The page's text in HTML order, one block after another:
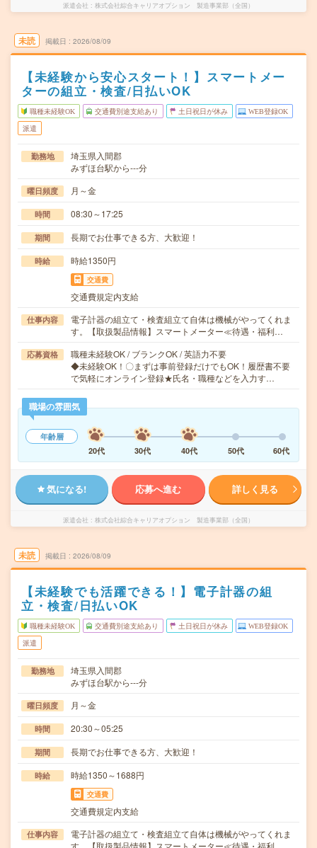
派遣会社 株式会社綜合キャリアオプション 製造事業部（全国）
未読 掲載日 2026/08/09
【未経験から安心スタート！】スマートメー
ターの組立・検査/日払いOK
職種未経験OK 交通費別途支給あり 土日祝日が休み WEB登録OK
派遣
勤務地
埼玉県入間郡
みずほ台駅から---分
曜日頻度 月～金
時間 08:30～17:25
期間 長期でお仕事できる方、大歓迎！
時給 時給1350円
交通費
交通費規定内支給
仕事内容
電子計器の組立て・検査組立て自体は機械がやってくれま
す。【取扱製品情報】スマートメーター≪待遇・福利…
応募資格
職種未経験OK / ブランクOK / 英語力不要
◆未経験OK！〇まずは事前登録だけでもOK！履歴書不要
で気軽にオンライン登録★氏名・職種などを入力す…
職場の雰囲気
年齢層
20代
30代 40代 50代 60代
気になる! 応募へ進む 詳しく見る
派遣会社 株式会社綜合キャリアオプション 製造事業部（全国）
未読 掲載日 2026/08/09
【未経験でも活躍できる！】電子計器の組
立・検査/日払いOK
職種未経験OK 交通費別途支給あり 土日祝日が休み WEB登録OK
派遣
勤務地
埼玉県入間郡
みずほ台駅から---分
曜日頻度 月～金
時間 20:30～05:25
期間 長期でお仕事できる方、大歓迎！
時給 時給1350～1688円
交通費
交通費規定内支給
仕事内容
電子計器の組立て・検査組立て自体は機械がやってくれま
す。【取扱製品情報】スマートメーター≪待遇・福利…